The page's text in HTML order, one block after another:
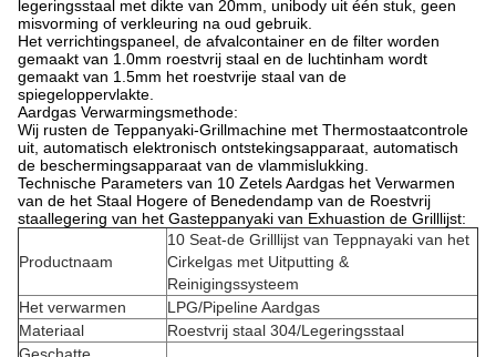
legeringsstaal met dikte van 20mm, unibody uit één stuk, geen
misvorming of verkleuring na oud gebruik.
Het verrichtingspaneel, de afvalcontainer en de filter worden
gemaakt van 1.0mm roestvrij staal en de luchtinham wordt
gemaakt van 1.5mm het roestvrije staal van de
spiegeloppervlakte.
Aardgas Verwarmingsmethode:
Wij rusten de Teppanyaki-Grillmachine met Thermostaatcontrole
uit, automatisch elektronisch ontstekingsapparaat, automatisch
de beschermingsapparaat van de vlammislukking.
Technische Parameters van 10 Zetels Aardgas het Verwarmen
van de het Staal Hogere of Benedendamp van de Roestvrij
staallegering van het Gasteppanyaki van Exhuastion de Grilllijst:
Productnaam
10 Seat-de Grilllijst van Teppnayaki van het
Cirkelgas met Uitputting &
Reinigingssysteem
Het verwarmen
LPG/Pipeline Aardgas
Materiaal
Roestvrij staal 304/Legeringsstaal